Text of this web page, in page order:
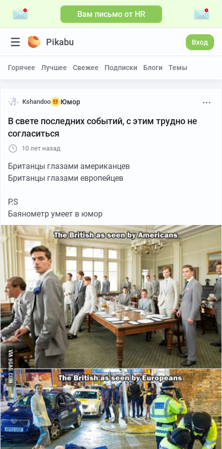
Вам письмо от HR
Pikabu Вход
Горячее Лучшее Свежее Подписки Блоги Темы
Kshandoo Юмор
В свете последних событий, с этим трудно не
согласиться
10 лет назад
Британцы глазами американцев
Британцы глазами европейцев
P.S
Баянометр умеет в юмор